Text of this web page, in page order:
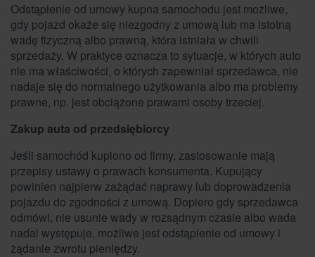
Odstąpienie od umowy kupna samochodu jest możliwe,
gdy pojazd okaże się niezgodny z umową lub ma istotną
wadę fizyczną albo prawną, która istniała w chwili
sprzedaży. W praktyce oznacza to sytuacje, w których auto
nie ma właściwości, o których zapewniał sprzedawca, nie
nadaje się do normalnego użytkowania albo ma problemy
prawne, np. jest obciążone prawami osoby trzeciej.
Zakup auta od przedsiębiorcy
Jeśli samochód kupiono od firmy, zastosowanie mają
przepisy ustawy o prawach konsumenta. Kupujący
powinien najpierw zażądać naprawy lub doprowadzenia
pojazdu do zgodności z umową. Dopiero gdy sprzedawca
odmówi, nie usunie wady w rozsądnym czasie albo wada
nadal występuje, możliwe jest odstąpienie od umowy i
żądanie zwrotu pieniędzy.